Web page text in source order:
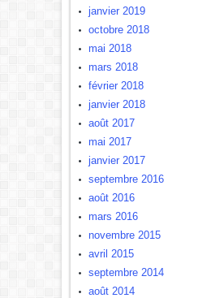
janvier 2019
octobre 2018
mai 2018
mars 2018
février 2018
janvier 2018
août 2017
mai 2017
janvier 2017
septembre 2016
août 2016
mars 2016
novembre 2015
avril 2015
septembre 2014
août 2014